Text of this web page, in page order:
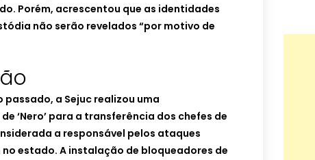
Porém, acrescentou que as identidades
não serão revelados “por motivo de
passado, a Sejuc realizou uma
‘Nero’ para a transferência dos chefes de
a responsável pelos ataques
estado. A instalação de bloqueadores de